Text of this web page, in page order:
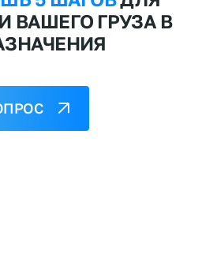
ВАШЕГО ГРУЗА В